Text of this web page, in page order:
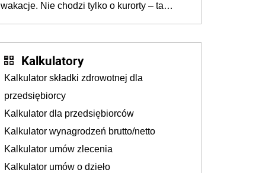
wakacje. Nie chodzi tylko o kurorty – ta
Kalkulatory
Kalkulator składki zdrowotnej dla
przedsiębiorcy
Kalkulator dla przedsiębiorców
Kalkulator wynagrodzeń brutto/netto
Kalkulator umów zlecenia
Kalkulator umów o dzieło